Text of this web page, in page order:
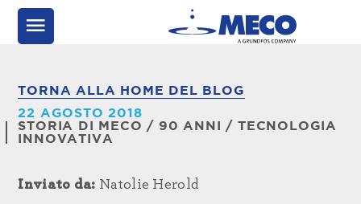
TORNA ALLA HOME DEL BLOG
22 AGOSTO 2018
STORIA DI MECO / 90 ANNI /TECNOLOGIA
INNOVATIVA
Inviato da: Natolie Herold